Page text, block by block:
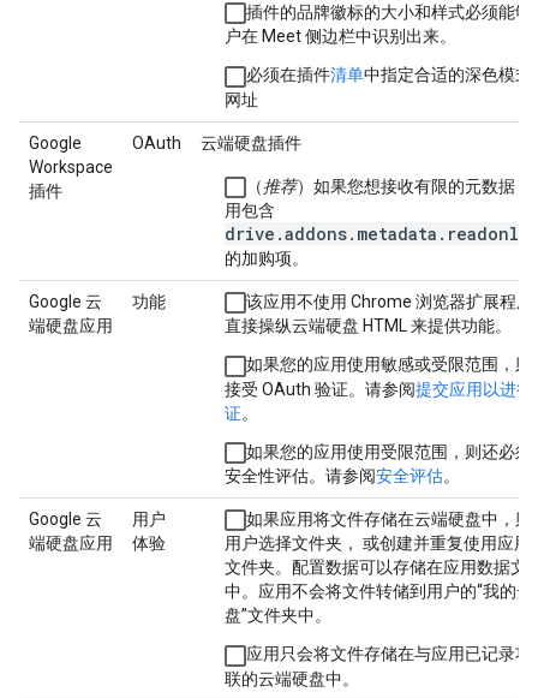
插件的品牌徽标的大小和样式必须能够
户在 Meet 侧边栏中识别出来。
必须在插件清单中指定合适的深色模式
网址
Google
Workspace
插件
OAuth 云端硬盘插件
（推荐）如果您想接收有限的元数据，
用包含
drive.addons.metadata.readonly
的加购项。
Google 云
端硬盘应用
功能
该应用不使用 Chrome 浏览器扩展程序
直接操纵云端硬盘 HTML 来提供功能。
如果您的应用使用敏感或受限范围，则
接受 OAuth 验证。请参阅提交应用以进行
证。
如果您的应用使用受限范围，则还必须
安全性评估。请参阅安全评估。
Google 云
端硬盘应用
用户
体验
如果应用将文件存储在云端硬盘中，则
用户选择文件夹， 或创建并重复使用应用
文件夹。配置数据可以存储在应用数据文
中。应用不会将文件转储到用户的“我的云
盘”文件夹中。
应用只会将文件存储在与应用已记录功
联的云端硬盘中。